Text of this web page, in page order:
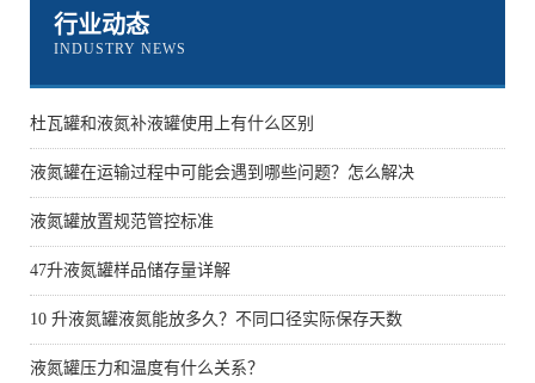
行业动态
INDUSTRY NEWS
杜瓦罐和液氮补液罐使用上有什么区别
液氮罐在运输过程中可能会遇到哪些问题？怎么解决
液氮罐放置规范管控标准
47升液氮罐样品储存量详解
10 升液氮罐液氮能放多久？不同口径实际保存天数
液氮罐压力和温度有什么关系？